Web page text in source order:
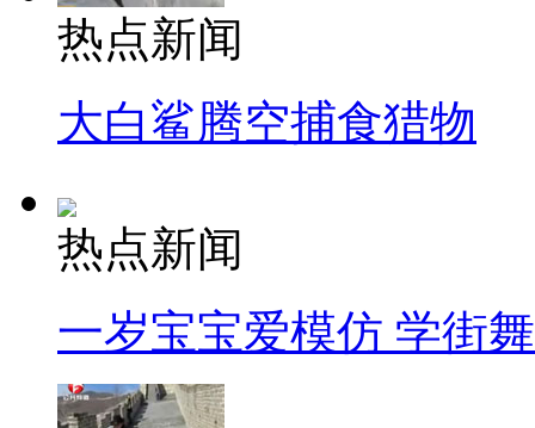
热点新闻
大白鲨腾空捕食猎物
热点新闻
一岁宝宝爱模仿 学街